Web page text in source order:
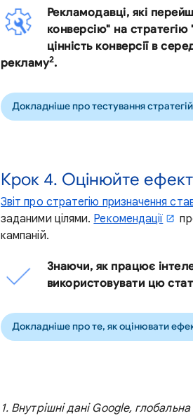
Рекламодавці, які
конверсію" на
цінність конверсії в
рекламу2.
Докладніше про тестування
Крок 4. Оцінюйте
Звіт про стратегію призначення
заданими цілями. Рекомендації
кампаній.
Знаючи, як працює
використовувати цю
Докладніше про те, як оцінювати
1. Внутрішні дані Google,